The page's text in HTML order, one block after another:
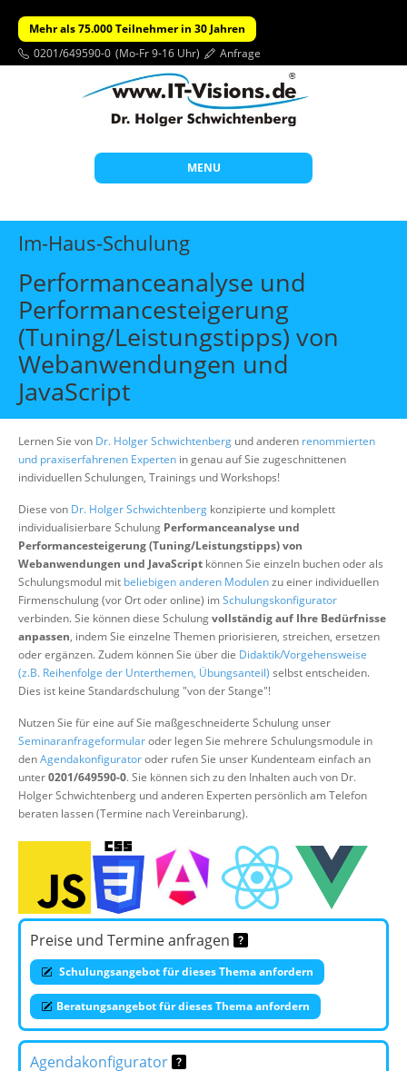
Mehr als 75.000 Teilnehmer in 30 Jahren
0201/649590-0 (Mo-Fr 9-16 Uhr) Anfrage
MENU
Start
Themen
Beratung
Individuelle Schulungen
Offene Seminare
Wissen
Über uns
Suche
Im-Haus-Schulung
Performanceanalyse und
Performancesteigerung
(Tuning/Leistungstipps) von
Webanwendungen und
JavaScript
Lernen Sie von Dr. Holger Schwichtenberg und anderen renommierten
und praxiserfahrenen Experten in genau auf Sie zugeschnittenen
individuellen Schulungen, Trainings und Workshops!
Diese von Dr. Holger Schwichtenberg konzipierte und komplett
individualisierbare Schulung Performanceanalyse und
Performancesteigerung (Tuning/Leistungstipps) von
Webanwendungen und JavaScript können Sie einzeln buchen oder als
Schulungsmodul mit beliebigen anderen Modulenzu einer individuellen
Firmenschulung (vor Ort oder online) imSchulungskonfigurator
verbinden. Sie können diese Schulungvollständig auf Ihre Bedürfnisse
anpassen, indem Sie einzelne Themen priorisieren, streichen, ersetzen
oder ergänzen. Zudem können Sie über die Didaktik/Vorgehensweise
(z.B. Reihenfolge der Unterthemen, Übungsanteil) selbst entscheiden.
Dies ist keine Standardschulung "von der Stange"!
Nutzen Sie für eine auf Sie maßgeschneiderte Schulung unser
Seminaranfrageformularoder legen Sie mehrere Schulungsmodule in
denAgendakonfiguratoroder rufen Sie unser Kundenteam einfach an
unter0201/649590-0. Sie können sich zu den Inhalten auch von Dr.
Holger Schwichtenberg und anderen Experten persönlich am Telefon
beraten lassen (Termine nach Vereinbarung).
Preise und Termine anfragen
Schulungsangebot für dieses Thema anfordern
Beratungsangebot für dieses Thema anfordern
Agendakonfigurator